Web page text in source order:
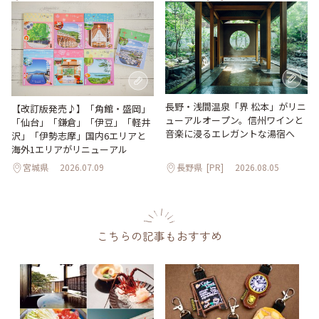
【改訂版発売♪】「角館・盛岡」
「仙台」「鎌倉」「伊豆」「軽井
沢」「伊勢志摩」国内6エリアと
海外1エリアがリニューアル
宮城県 2026.07.09
長野・浅間温泉「界 松本」がリニ
ューアルオープン。信州ワインと
音楽に浸るエレガントな湯宿へ
長野県 [PR] 2026.08.05
こちらの記事もおすすめ